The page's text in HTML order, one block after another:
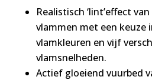
Realistisch ‘lint’effect
vlammen met een keuze
vlamkleuren en vijf
vlamsnelheden.
Actief gloeiend vuurbed